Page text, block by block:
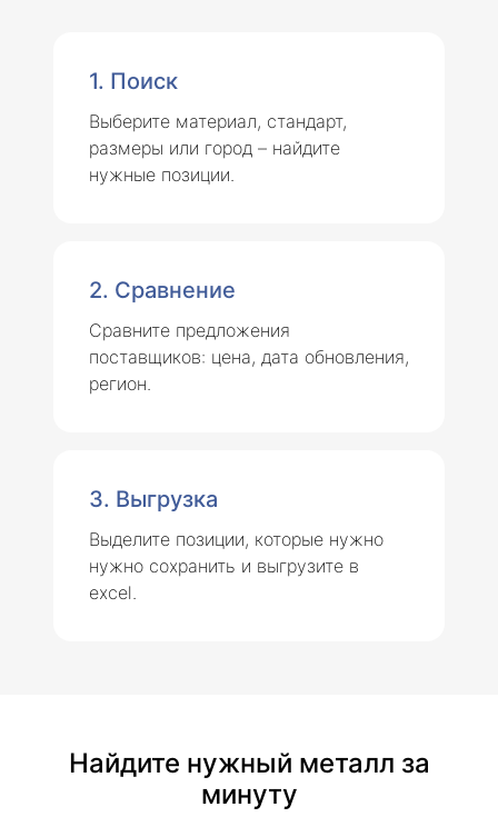
1. Поиск
Выберите материал, стандарт,
размеры или город – найдите
нужные позиции.
2. Сравнение
Сравните предложения
поставщиков: цена, дата обновления,
регион.
3. Выгрузка
Выделите позиции, которые нужно
нужно сохранить и выгрузите в
excel.
Найдите нужный металл за
минуту